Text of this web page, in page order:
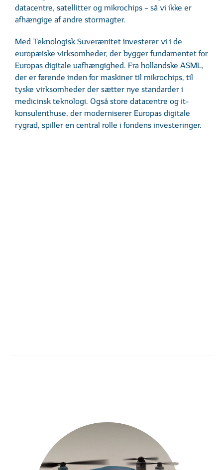
datacentre, satellitter og mikrochips – så vi ikke er
afhængige af andre stormagter.
Med Teknologisk Suverænitet investerer vi i de
europæiske virksomheder, der bygger fundamentet for
Europas digitale uafhængighed. Fra hollandske ASML,
der er førende inden for maskiner til mikrochips, til
tyske virksomheder der sætter nye standarder i
medicinsk teknologi. Også store datacentre og it-
konsulenthuse, der moderniserer Europas digitale
rygrad, spiller en central rolle i fondens investeringer.